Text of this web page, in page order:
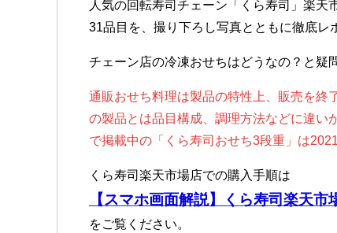
人気の回転寿司チェーン「くら寿司」楽
31品目を、撮り下ろし写真とともに徹底レ
チェーン店の冷凍おせちはどうなの？と疑
通販おせち料理は製品の特性上、販売を終
の製品とは品目構成、調理方法などに違い
で掲載中の「くら寿司おせち3段重」は
くら寿司楽天市場店での購入手順は
【スマホ画面解説】くら寿司楽天
をご覧ください。